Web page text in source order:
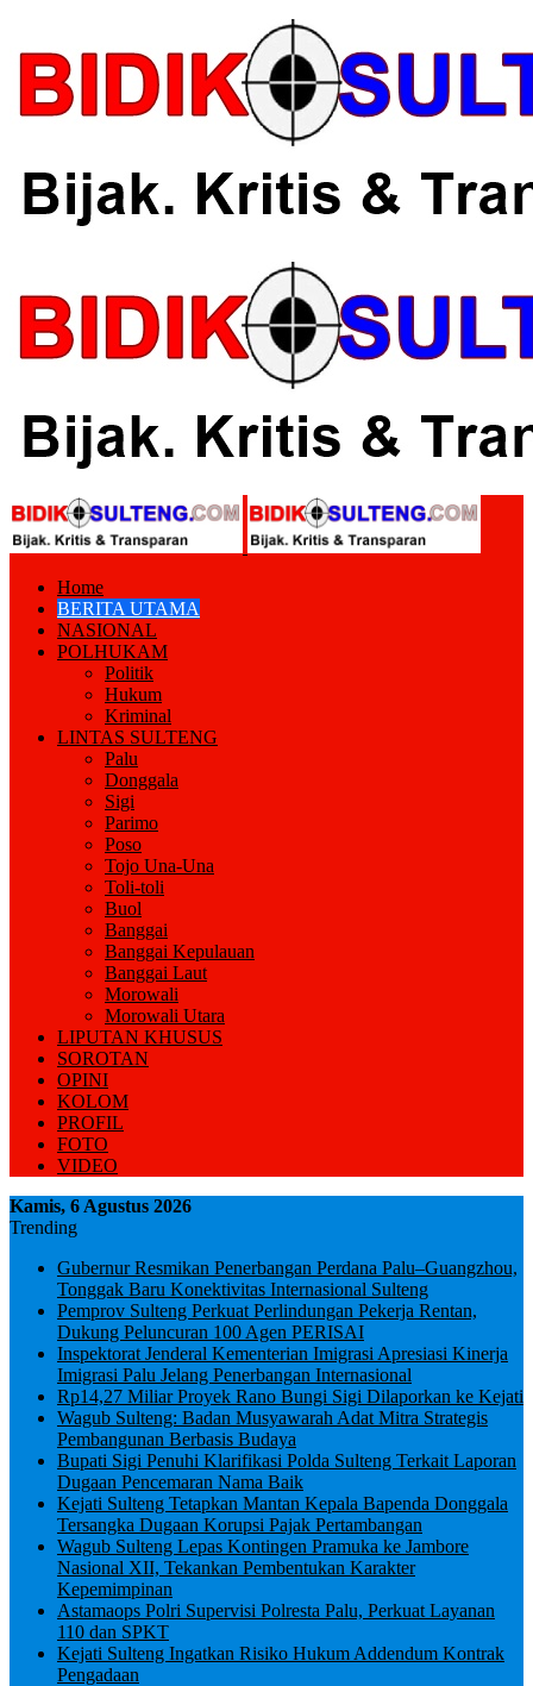
Home
BERITA UTAMA
NASIONAL
POLHUKAM
Politik
Hukum
Kriminal
LINTAS SULTENG
Palu
Donggala
Sigi
Parimo
Poso
Tojo Una-Una
Toli-toli
Buol
Banggai
Banggai Kepulauan
Banggai Laut
Morowali
Morowali Utara
LIPUTAN KHUSUS
SOROTAN
OPINI
KOLOM
PROFIL
FOTO
VIDEO
Kamis, 6 Agustus 2026
Trending
Gubernur Resmikan Penerbangan Perdana Palu–Guangzhou,
Tonggak Baru Konektivitas Internasional Sulteng
Pemprov Sulteng Perkuat Perlindungan Pekerja Rentan,
Dukung Peluncuran 100 Agen PERISAI
Inspektorat Jenderal Kementerian Imigrasi Apresiasi Kinerja
Imigrasi Palu Jelang Penerbangan Internasional
Rp14,27 Miliar Proyek Rano Bungi Sigi Dilaporkan ke Kejati
Wagub Sulteng: Badan Musyawarah Adat Mitra Strategis
Pembangunan Berbasis Budaya
Bupati Sigi Penuhi Klarifikasi Polda Sulteng Terkait Laporan
Dugaan Pencemaran Nama Baik
Kejati Sulteng Tetapkan Mantan Kepala Bapenda Donggala
Tersangka Dugaan Korupsi Pajak Pertambangan
Wagub Sulteng Lepas Kontingen Pramuka ke Jambore
Nasional XII, Tekankan Pembentukan Karakter
Kepemimpinan
Astamaops Polri Supervisi Polresta Palu, Perkuat Layanan
110 dan SPKT
Kejati Sulteng Ingatkan Risiko Hukum Addendum Kontrak
Pengadaan